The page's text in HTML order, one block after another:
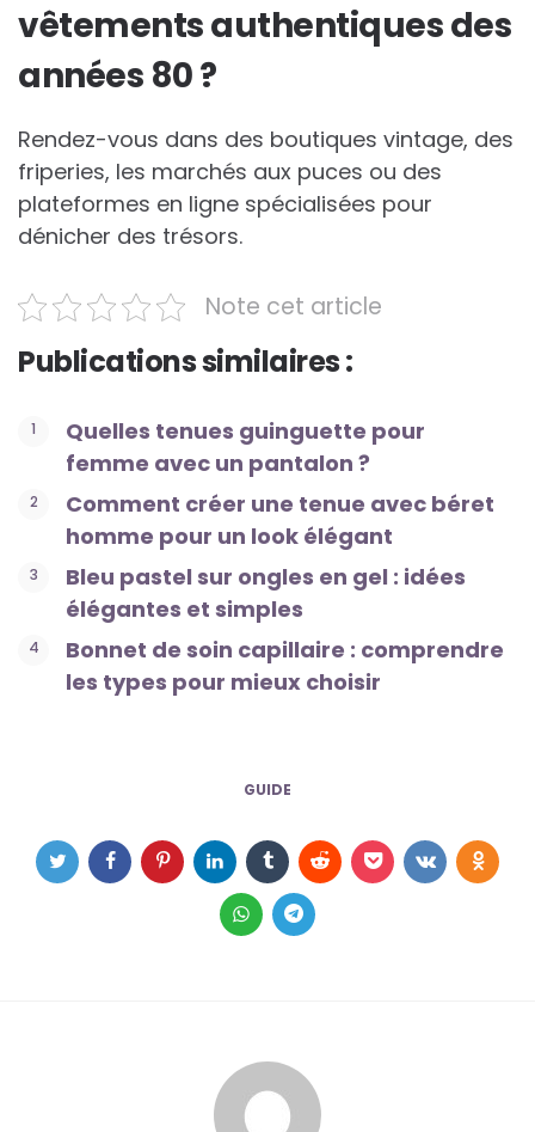
vêtements authentiques des
années 80 ?
Rendez-vous dans des boutiques vintage, des
friperies, les marchés aux puces ou des
plateformes en ligne spécialisées pour
dénicher des trésors.
Note cet article
Publications similaires :
Quelles tenues guinguette pour
femme avec un pantalon ?
Comment créer une tenue avec béret
homme pour un look élégant
Bleu pastel sur ongles en gel : idées
élégantes et simples
Bonnet de soin capillaire : comprendre
les types pour mieux choisir
GUIDE